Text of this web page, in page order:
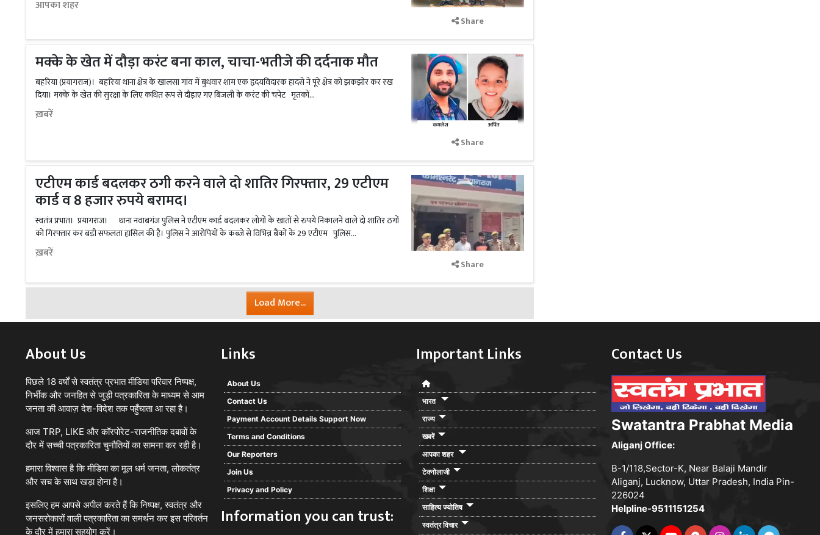
आपका शहर
Share
मक्के के खेत में दौड़ा करंट बना काल, चाचा-भतीजे की दर्दनाक मौत
बहरिया (प्रयागराज)। बहरिया थाना क्षेत्र के खालसा गांव में बुधवार शाम एक हृदयविदारक हादसे ने पूरे क्षेत्र को झकझोर कर रख
दिया। मक्के के खेत की सुरक्षा के लिए कथित रूप से दौड़ाए गए बिजली के करंट की चपेट मृतकों...
ख़बरें
Share
एटीएम कार्ड बदलकर ठगी करने वाले दो शातिर गिरफ्तार, 29 एटीएम
कार्ड व 8 हजार रुपये बरामद।
स्वतंत्र प्रभात। प्रयागराज। थाना नवाबगंज पुलिस ने एटीएम कार्ड बदलकर लोगों के खातों से रुपये निकालने वाले दो शातिर ठगों
को गिरफ्तार कर बड़ी सफलता हासिल की है। पुलिस ने आरोपियों के कब्जे से विभिन्न बैंकों के 29 एटीएम पुलिस...
ख़बरें
Share
Load More...
About Us
पिछले 18 वर्षों से स्वतंत्र प्रभात मीडिया परिवार निष्पक्ष,
निर्भीक और जनहित से जुड़ी पत्रकारिता के माध्यम से आम
जनता की आवाज़ देश-विदेश तक पहुँचाता आ रहा है।
आज TRP, LIKE और कॉरपोरेट-राजनीतिक दबावों के
दौर में सच्ची पत्रकारिता चुनौतियों का सामना कर रही है।
हमारा विश्वास है कि मीडिया का मूल धर्म जनता, लोकतंत्र
और सच के साथ खड़ा होना है।
इसलिए हम आपसे अपील करते हैं कि निष्पक्ष, स्वतंत्र और
जनसरोकारों वाली पत्रकारिता का समर्थन कर इस परिवर्तन
के दौर में हमारा सहयोग करें।
Links
About Us
Contact Us
Payment Account Details Support Now
Terms and Conditions
Our Reporters
Join Us
Privacy and Policy
Information you can trust:
Important Links
भारत
राज्य
खबरें
आपका शहर
टेक्नोलाजी
शिक्षा
साहित्य ज्योतिष
स्वतंत्र विचार
Contact Us
Swatantra Prabhat Media
Aliganj Office:
B-1/118,Sector-K, Near Balaji Mandir
Aliganj, Lucknow, Uttar Pradesh, India Pin-
226024
Helpline-9511151254